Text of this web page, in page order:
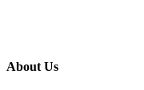
About Us